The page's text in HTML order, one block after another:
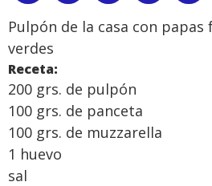
Pulpón de la casa con
verdes
Receta:
200 grs. de pulpón
100 grs. de panceta
100 grs. de muzzarella
1 huevo
sal